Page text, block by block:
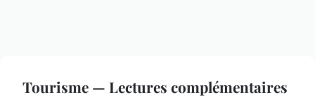
Tourisme — Lectures complémentaires